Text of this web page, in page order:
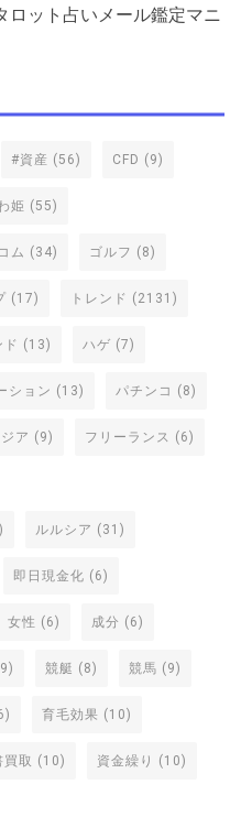
ロット占いメール鑑定マニ
#資産 (56) CFD (9)
姫 (55)
ム (34) ゴルフ (8)
(17) トレンド (2131)
(13) ハゲ (7)
ション (13) パチンコ (8)
ア (9) フリーランス (6)
ルルシア (31)
即日現金化 (6)
女性 (6) 成分 (6)
競艇 (8) 競馬 (9)
育毛効果 (10)
買取 (10) 資金繰り (10)